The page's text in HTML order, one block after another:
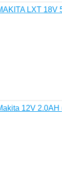
LXT 18V
12V